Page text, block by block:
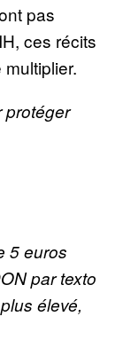
pas
ces récits
protéger
5 euros
par texto
élevé,